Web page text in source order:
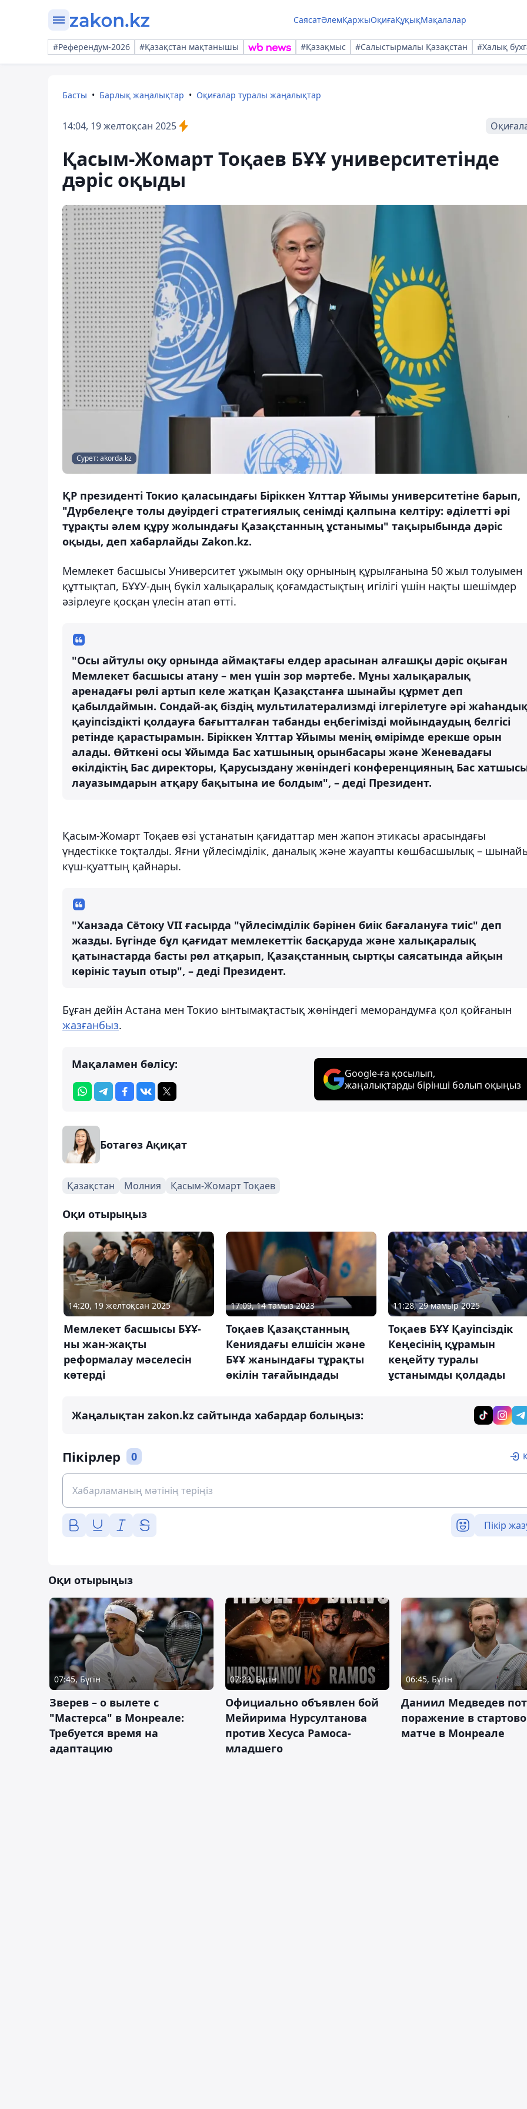
СаясатӘлемҚаржыОқиғаҚұқықМақалалар
#Референдум-2026 #Қазақстан мақтанышы #Қазақмыс #Салыстырмалы Қазақстан #Халық
Басты Барлық жаңалықтар Оқиғалар туралы жаңалықтар
14:04, 19 желтоқсан 2025
Қасым-Жомарт Тоқаев БҰҰ университетінде
дәріс оқыды
Сурет: akorda.kz
ҚР президенті Токио қаласындағы Біріккен Ұлттар Ұйымы университетіне барып,
"Дүрбелеңге толы дәуірдегі стратегиялық сенімді қалпына келтіру: әділетті әрі
тұрақты әлем құру жолындағы Қазақстанның ұстанымы" тақырыбында дәріс
оқыды, деп хабарлайды Zakon.kz.
Мемлекет басшысы Университет ұжымын оқу орнының құрылғанына 50 жыл толуымен
құттықтап, БҰҰУ-дың бүкіл халықаралық қоғамдастықтың игілігі үшін нақты шешімдер
әзірлеуге қосқан үлесін атап өтті.
"Осы айтулы оқу орнында аймақтағы елдер арасынан алғашқы дәріс оқыған
Мемлекет басшысы атану – мен үшін зор мәртебе. Мұны халықаралық
аренадағы рөлі артып келе жатқан Қазақстанға шынайы құрмет деп
қабылдаймын. Сондай-ақ біздің мультилатерализмді ілгерілетуге әрі
қауіпсіздікті қолдауға бағытталған табанды еңбегімізді мойындаудың белгісі
ретінде қарастырамын. Біріккен Ұлттар Ұйымы менің өмірімде ерекше орын
алады. Өйткені осы Ұйымда Бас хатшының орынбасары және Женевадағы
өкілдіктің Бас директоры, Қарусыздану жөніндегі конференцияның Бас
лауазымдарын атқару бақытына ие болдым", – деді Президент.
Қасым-Жомарт Тоқаев өзі ұстанатын қағидаттар мен жапон этикасы арасындағы
үндестікке тоқталды. Яғни үйлесімділік, даналық және жауапты көшбасшылық –
күш-қуаттың қайнары.
"Ханзада Сётоку VII ғасырда "үйлесімділік бәрінен биік бағалануға тиіс" деп
жазды. Бүгінде бұл қағидат мемлекеттік басқаруда және халықаралық
қатынастарда басты рөл атқарып, Қазақстанның сыртқы саясатында айқын
көрініс тауып отыр", – деді Президент.
Бұған дейін Астана мен Токио ынтымақтастық жөніндегі меморандумға қол қойғанын
жазғанбыз.
Мақаламен бөлісу:
Google-ға қосылып,
жаңалықтарды бірінші болып оқыңыз
Ботагөз Ақиқат
Қазақстан Молния Қасым-Жомарт Тоқаев
Оқи отырыңыз
14:20, 19 желтоқсан 2025
Мемлекет басшысы БҰҰ-
ны жан-жақты
реформалау мәселесін
көтерді
17:09, 14 тамыз 2023
Тоқаев Қазақстанның
Кениядағы елшісін және
БҰҰ жанындағы тұрақты
өкілін тағайындады
11:28, 29 мамыр 2025
Тоқаев БҰҰ Қауіпсіздік
Кеңесінің құрамын
кеңейту туралы
ұстанымды қолдады
Жаңалықтан zakon.kz сайтында хабардар болыңыз:
Пікірлер 0
Пікір
Оқи отырыңыз
07:45, Бүгін
Зверев – о вылете с
"Мастерса" в Монреале:
Требуется время на
адаптацию
07:23, Бүгін
Официально объявлен бой
Мейирима Нурсултанова
против Хесуса Рамоса-
младшего
06:45, Бүгін
Даниил Медведев
поражение в
матче в Монреале